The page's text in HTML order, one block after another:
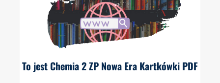
To jest Chemia 2 ZP Nowa Era Kartkówki PDF